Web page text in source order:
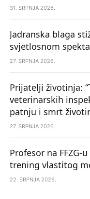
31. SRPNJA 2026.
Jadranska blaga
svjetlosnom
27. SRPNJA 2026.
Prijatelji životinja:
veterinarskih
patnju i smrt
27. SRPNJA 2026.
Profesor na FFZG-
trening vlastitog
22. SRPNJA 2026.